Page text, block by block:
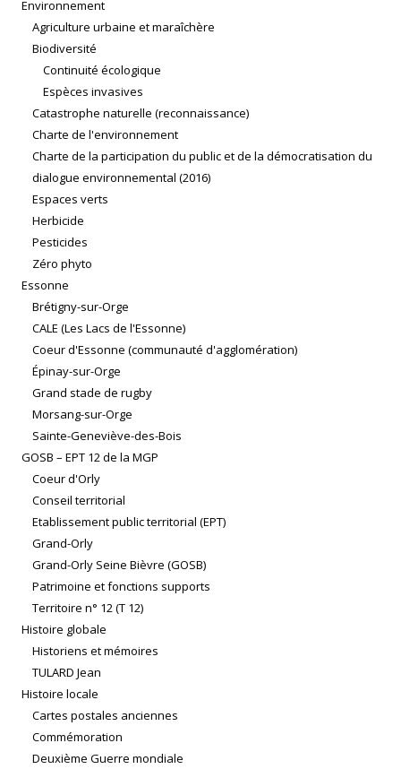
Environnement
Agriculture urbaine et maraîchère
Biodiversité
Continuité écologique
Espèces invasives
Catastrophe naturelle (reconnaissance)
Charte de l'environnement
Charte de la participation du public et de la démocratisation du
dialogue environnemental (2016)
Espaces verts
Herbicide
Pesticides
Zéro phyto
Essonne
Brétigny-sur-Orge
CALE (Les Lacs de l'Essonne)
Coeur d'Essonne (communauté d'agglomération)
Épinay-sur-Orge
Grand stade de rugby
Morsang-sur-Orge
Sainte-Geneviève-des-Bois
GOSB – EPT 12 de la MGP
Coeur d'Orly
Conseil territorial
Etablissement public territorial (EPT)
Grand-Orly
Grand-Orly Seine Bièvre (GOSB)
Patrimoine et fonctions supports
Territoire n° 12 (T 12)
Histoire globale
Historiens et mémoires
TULARD Jean
Histoire locale
Cartes postales anciennes
Commémoration
Deuxième Guerre mondiale